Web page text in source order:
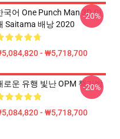
국어 One Punch Man 3D 인
Saitama 배낭 2020
- ₩5,718,700
-20%
로운 유행 빛난 OPM 책가방
- ₩5,718,700
-20%